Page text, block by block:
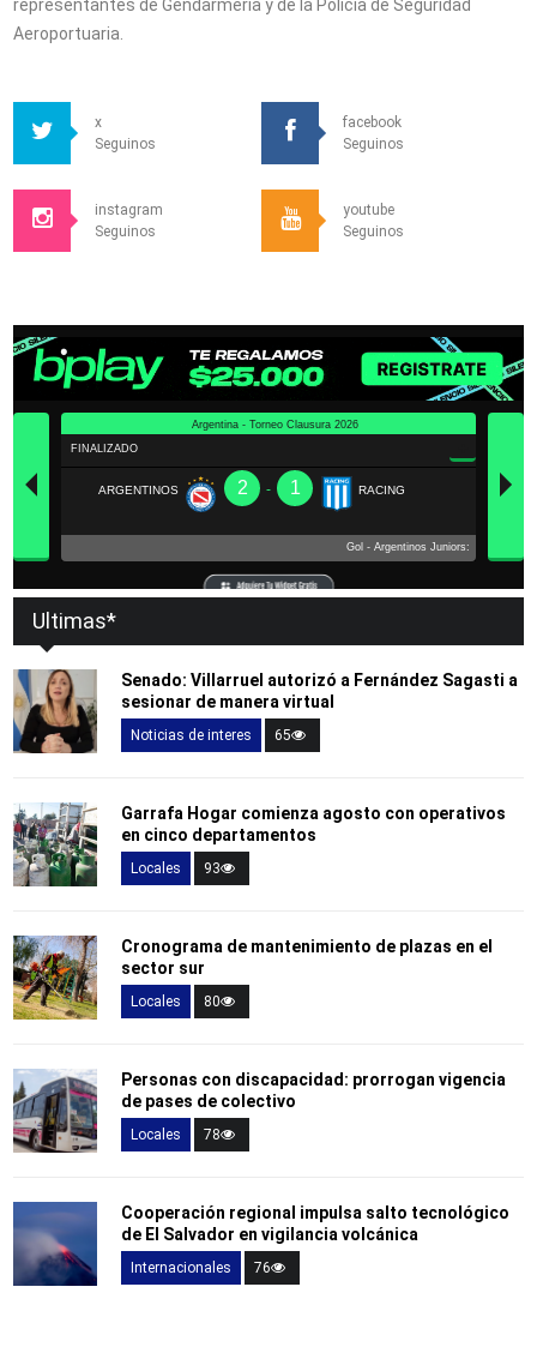
representantes de Gendarmería y de la Policía de Seguridad
Aeroportuaria.
x
Seguinos
facebook
Seguinos
instagram
Seguinos
youtube
Seguinos
Ultimas*
Senado: Villarruel autorizó a Fernández Sagasti a
sesionar de manera virtual
Noticias de interes 65
Garrafa Hogar comienza agosto con operativos
en cinco departamentos
Locales 93
Cronograma de mantenimiento de plazas en el
sector sur
Locales 80
Personas con discapacidad: prorrogan vigencia
de pases de colectivo
Locales 78
Cooperación regional impulsa salto tecnológico
de El Salvador en vigilancia volcánica
Internacionales 76